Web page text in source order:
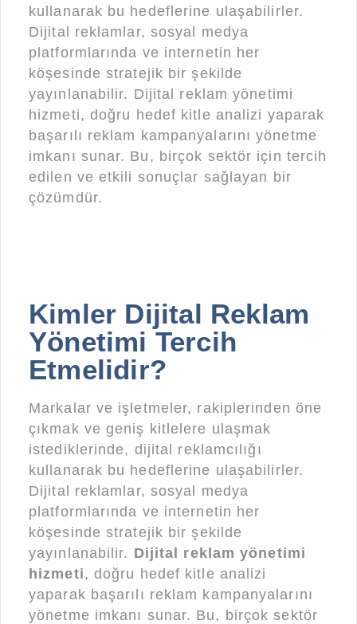
kullanarak bu hedeflerine ulaşabilirler.
Dijital reklamlar, sosyal medya
platformlarında ve internetin her
köşesinde stratejik bir şekilde
yayınlanabilir. Dijital reklam yönetimi
hizmeti, doğru hedef kitle analizi yaparak
başarılı reklam kampanyalarını yönetme
imkanı sunar. Bu, birçok sektör için tercih
edilen ve etkili sonuçlar sağlayan bir
çözümdür.
Kimler Dijital Reklam
Yönetimi Tercih
Etmelidir?
Markalar ve işletmeler, rakiplerinden öne
çıkmak ve geniş kitlelere ulaşmak
istediklerinde, dijital reklamcılığı
kullanarak bu hedeflerine ulaşabilirler.
Dijital reklamlar, sosyal medya
platformlarında ve internetin her
köşesinde stratejik bir şekilde
yayınlanabilir. Dijital reklam yönetimi
hizmeti, doğru hedef kitle analizi
yaparak başarılı reklam kampanyalarını
yönetme imkanı sunar. Bu, birçok sektör